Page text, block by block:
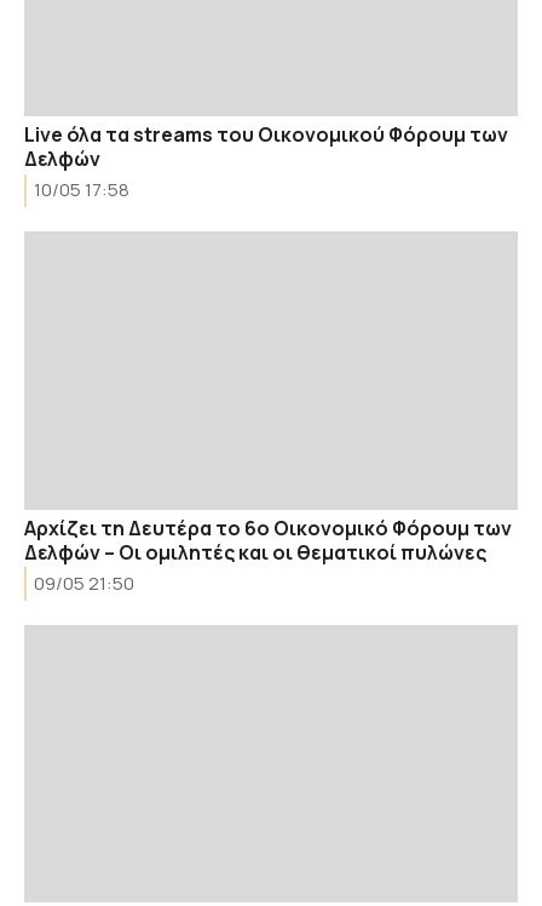
Live όλα τα streams του Οικονομικού Φόρουμ των
Δελφών
10/05 17:58
Αρχίζει τη Δευτέρα το 6ο Οικονομικό Φόρουμ των
Δελφών – Οι ομιλητές και οι θεματικοί πυλώνες
09/05 21:50